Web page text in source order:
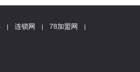
| 连锁网 | 78加盟网 |